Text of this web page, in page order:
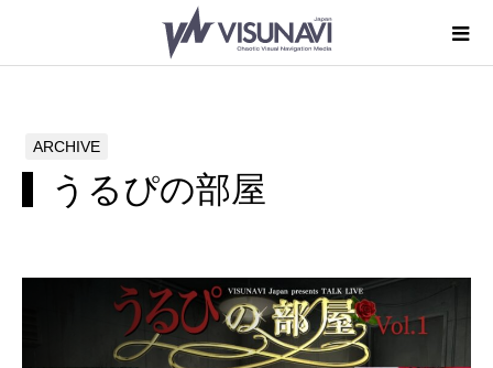
うるぴの部屋
ARCHIVE